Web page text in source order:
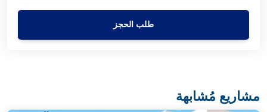
طلب الحجز
مشاريع مُشابهة